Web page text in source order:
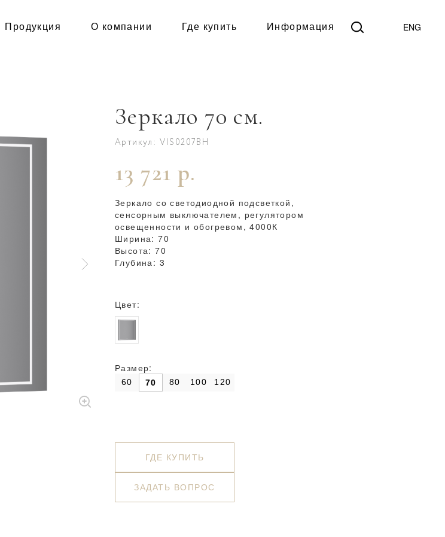
Продукция О компании Где купить Информация ENG
Зеркало 70 см.
Артикул: VIS0207BH
13 721 р.
Зеркало со светодиодной подсветкой,
сенсорным выключателем, регулятором
освещенности и обогревом, 4000К
Ширина: 70
Высота: 70
Глубина: 3
Цвет:
Размер:
60 70 80 100 120
ГДЕ КУПИТЬ
ЗАДАТЬ ВОПРОС